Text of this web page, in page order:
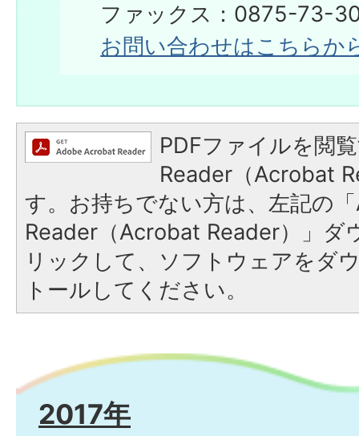
ファックス：0875-73-
お問い合わせはこちらか
PDFファイルを閲
Reader（Acrobat
す。お持ちでない方は、左記の
Reader（Acrobat Reader）」ダ
リックして、ソフトウェアをダ
トールしてください。
2017年